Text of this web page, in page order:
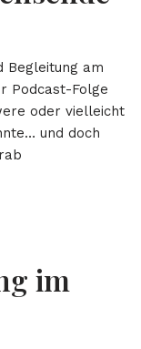
Begleitung am
Podcast-Folge
oder vielleicht
und doch
im